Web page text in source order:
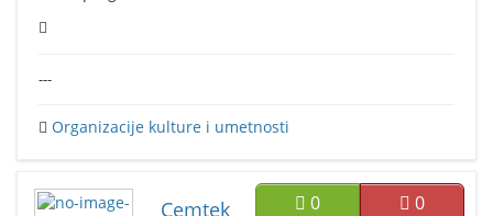
---
Organizacije kulture i umetnosti
0 0
Cemtek